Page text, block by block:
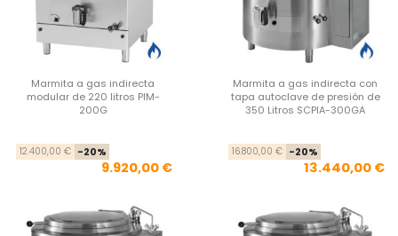
Marmita a gas indirecta
modular de 220 litros PIM-
200G
Precio base
12.400,00 € -20%
9.920,00 €
Marmita a gas indirecta con
tapa autoclave de presión de
350 Litros SCPIA-300GA
16.800,00 € -20%
13.440,00 €